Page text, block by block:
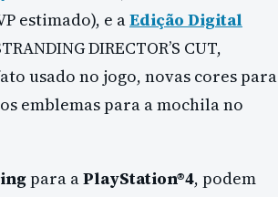
estimado), e aEdição Digital
DIRECTOR’S CUT,
usado no jogo, novas cores para
emblemas para a mochila no
para aPlayStation®4, podem